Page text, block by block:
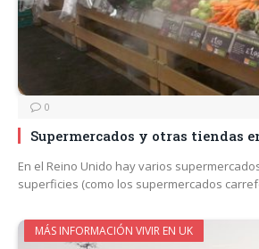
0
Supermercados y otras tiendas
En el Reino Unido hay varios
superficies (como los supermercados
MÁS INFORMACIÓN VIVIR EN UK